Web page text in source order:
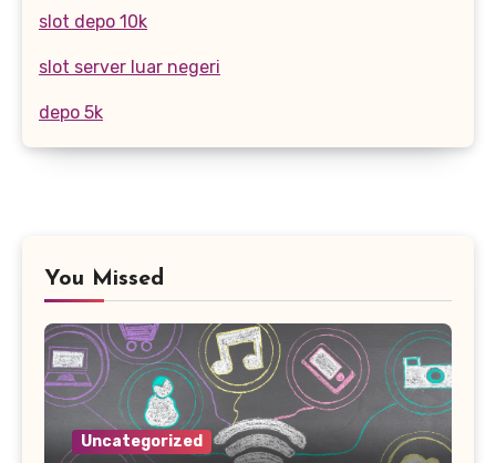
slot depo 10k
slot server luar negeri
depo 5k
You Missed
Uncategorized